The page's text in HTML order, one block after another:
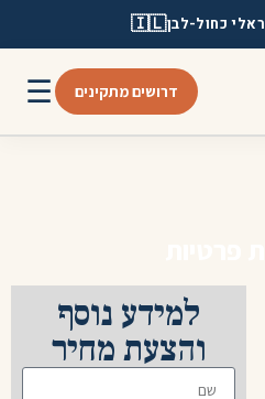
כחול-לבן🇮🇱
דרושים מתקינים ☰
למידע נוסף
והצעת מחיר